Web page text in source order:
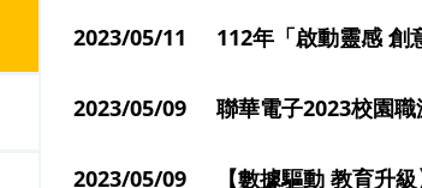
2023/05/11 112年「啟動靈感 創
2023/05/09 聯華電子2023校園職
2023/05/09 【數據驅 動 教育升級